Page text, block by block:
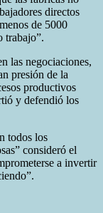
directos
de 5000
trabajo”.
las negociaciones,
presión de la
productivos
y defendió los
todos los
consideró el
a invertir